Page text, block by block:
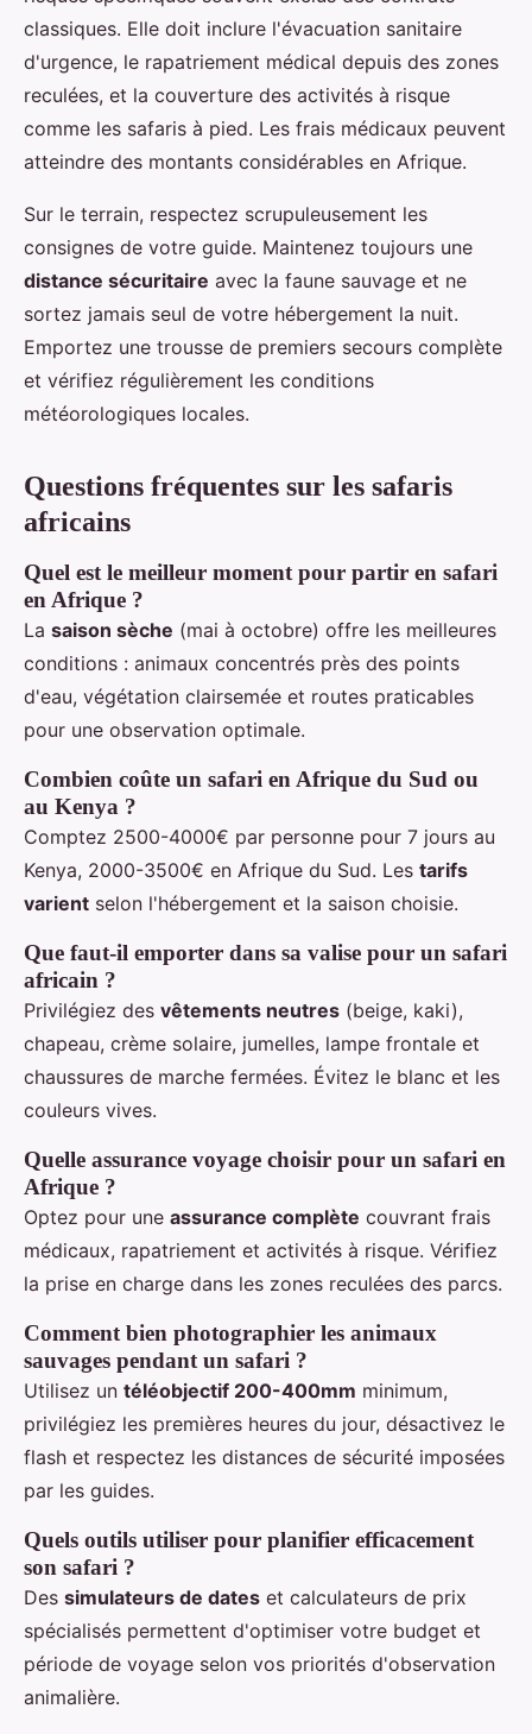
classiques. Elle doit inclure l'évacuation sanitaire
d'urgence, le rapatriement médical depuis des zones
reculées, et la couverture des activités à risque
comme les safaris à pied. Les frais médicaux peuvent
atteindre des montants considérables en Afrique.
Sur le terrain, respectez scrupuleusement les
consignes de votre guide. Maintenez toujours une
distance sécuritaire avec la faune sauvage et ne
sortez jamais seul de votre hébergement la nuit.
Emportez une trousse de premiers secours complète
et vérifiez régulièrement les conditions
météorologiques locales.
Questions fréquentes sur les safaris
africains
Quel est le meilleur moment pour partir en safari
en Afrique ?
La saison sèche (mai à octobre) offre les meilleures
conditions : animaux concentrés près des points
d'eau, végétation clairsemée et routes praticables
pour une observation optimale.
Combien coûte un safari en Afrique du Sud ou
au Kenya ?
Comptez 2500-4000€ par personne pour 7 jours au
Kenya, 2000-3500€ en Afrique du Sud. Les tarifs
varient selon l'hébergement et la saison choisie.
Que faut-il emporter dans sa valise pour un safari
africain ?
Privilégiez des vêtements neutres (beige, kaki),
chapeau, crème solaire, jumelles, lampe frontale et
chaussures de marche fermées. Évitez le blanc et les
couleurs vives.
Quelle assurance voyage choisir pour un safari en
Afrique ?
Optez pour une assurance complète couvrant frais
médicaux, rapatriement et activités à risque. Vérifiez
la prise en charge dans les zones reculées des parcs.
Comment bien photographier les animaux
sauvages pendant un safari ?
Utilisez un téléobjectif 200-400mm minimum,
privilégiez les premières heures du jour, désactivez le
flash et respectez les distances de sécurité imposées
par les guides.
Quels outils utiliser pour planifier efficacement
son safari ?
Des simulateurs de dates et calculateurs de prix
spécialisés permettent d'optimiser votre budget et
période de voyage selon vos priorités d'observation
animalière.